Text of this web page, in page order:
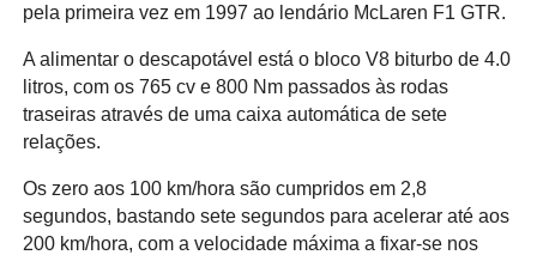
pela primeira vez em 1997 ao lendário McLaren F1 GTR.
A alimentar o descapotável está o bloco V8 biturbo de 4.0
litros, com os 765 cv e 800 Nm passados às rodas
traseiras através de uma caixa automática de sete
relações.
Os zero aos 100 km/hora são cumpridos em 2,8
segundos, bastando sete segundos para acelerar até aos
200 km/hora, com a velocidade máxima a fixar-se nos